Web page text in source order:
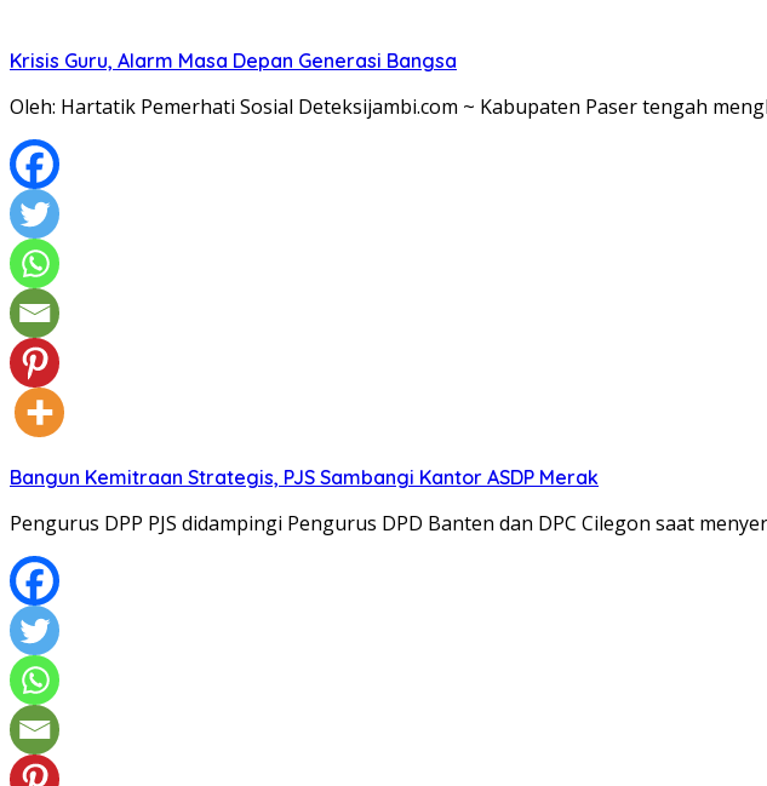
Krisis Guru, Alarm Masa Depan Generasi Bangsa
Oleh: Hartatik Pemerhati Sosial Deteksijambi.com ~ Kabupaten Paser tengah
Bangun Kemitraan Strategis, PJS Sambangi Kantor ASDP Merak
Pengurus DPP PJS didampingi Pengurus DPD Banten dan DPC Cilegon saat